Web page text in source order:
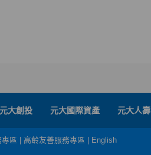
元大創投 元大國際資產 元大人壽
區 高齡友善服務專區 English